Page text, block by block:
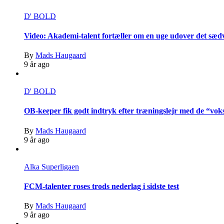
D' BOLD
Video: Akademi-talent fortæller om en uge udover det
By Mads Haugaard
9 år ago
D' BOLD
OB-keeper fik godt indtryk efter træningslejr med de
By Mads Haugaard
9 år ago
Alka Superligaen
FCM-talenter roses trods nederlag i sidste test
By Mads Haugaard
9 år ago